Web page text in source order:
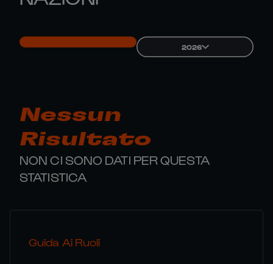
2026
Nessun
Risultato
NON CI SONO DATI PER QUESTA
STATISTICA
Guida Ai Ruoli